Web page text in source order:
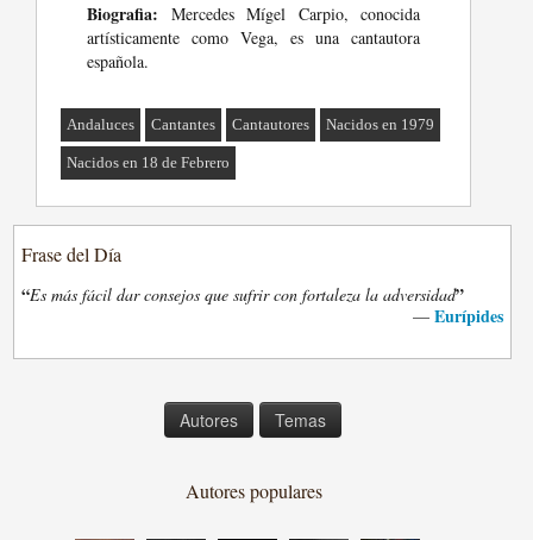
Biografia: Mercedes Mígel Carpio, conocida
artísticamente como Vega, es una cantautora
española.
Andaluces Cantantes Cantautores Nacidos en 1979
Nacidos en 18 de Febrero
Frase del Día
“Es más fácil dar consejos que sufrir con fortaleza la adversidad”
— Eurípides
Autores Temas
Autores populares